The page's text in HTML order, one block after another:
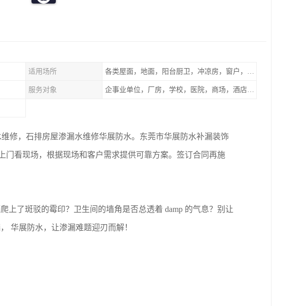
适用场所 各类屋面，地面，阳台厨卫，冲凉房，窗户，地下室等
服务对象 企事业单位，厂房，学校，医院，商场，酒店，小区物业，商家居民住户等
修，石排房屋渗漏水维修华展防水。东莞市华展防水补漏装饰
门看现场，根据现场和客户需求提供可靠方案。签订合同再施
上了斑驳的霉印？卫生间的墙角是否总透着 damp 的气息？别让
华展防水，让渗漏难题迎刃而解！